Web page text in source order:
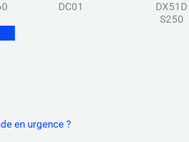
DC01
DX51D
S250
en urgence ?